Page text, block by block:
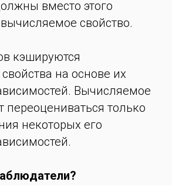
вместо этого
свойство.
кэшируются
на основе их
Вычисляемое
переоцениваться только
некоторых его